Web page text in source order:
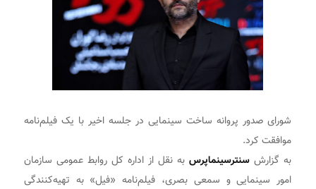
شورای صدور پروانه ساخت سینمایی در جلسه اخیر با یک فیلم‌نامه
موافقت کرد.
به گزارش سنترسینماپرسبه نقل از اداره کل روابط عمومی سازمان
امور سینمایی و سمعی بصری، فیلم‌نامه «فیل» به تهیه‌کنندگی